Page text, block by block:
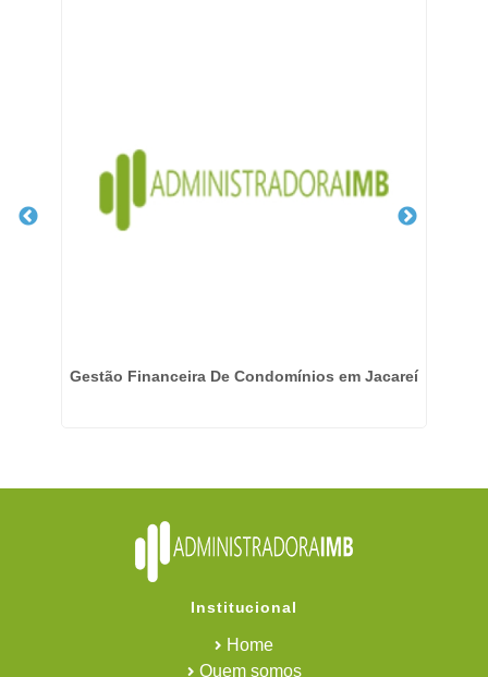
Gestão Financeira De Condomínios em Jacareí
Institucional
Home
Quem somos